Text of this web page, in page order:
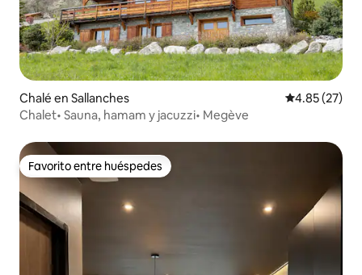
Chalé en Sallanches Calificación
4.85 (27)
Chalet• Sauna, hamam y jacuzzi• Megève
Favorito entre huéspedes
Favorito entre huéspedes